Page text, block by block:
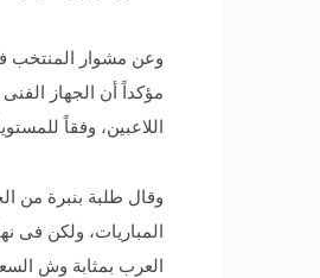
وعن مشوار المنتخب
مؤكداً أن الجهاز
اللاعبين، وفقاً
وقال طلبة بنبرة من
المباريات، ولكن فى
العرب بمثابة وش